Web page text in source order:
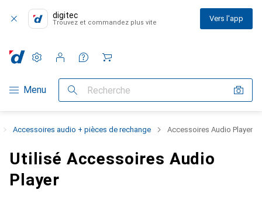
digitec
Trouvez et commandez plus vite Vers l'app
Navigation par catégorie
Menu Recherche
Paramètres
Compte client
Listes de comparaison
Listes d'envies
Panier
Accessoires audio + pièces de rechange Accessoires Audio Player
Utilisé Accessoires Audio
Player